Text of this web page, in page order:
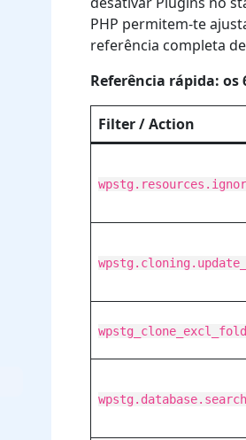
PHP permitem-te
referência completa
Referência rápida:
Filter / Action